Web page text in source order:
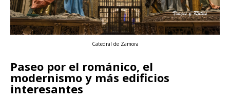
Catedral de Zamora
Paseo por el románico, el
modernismo y más edificios
interesantes